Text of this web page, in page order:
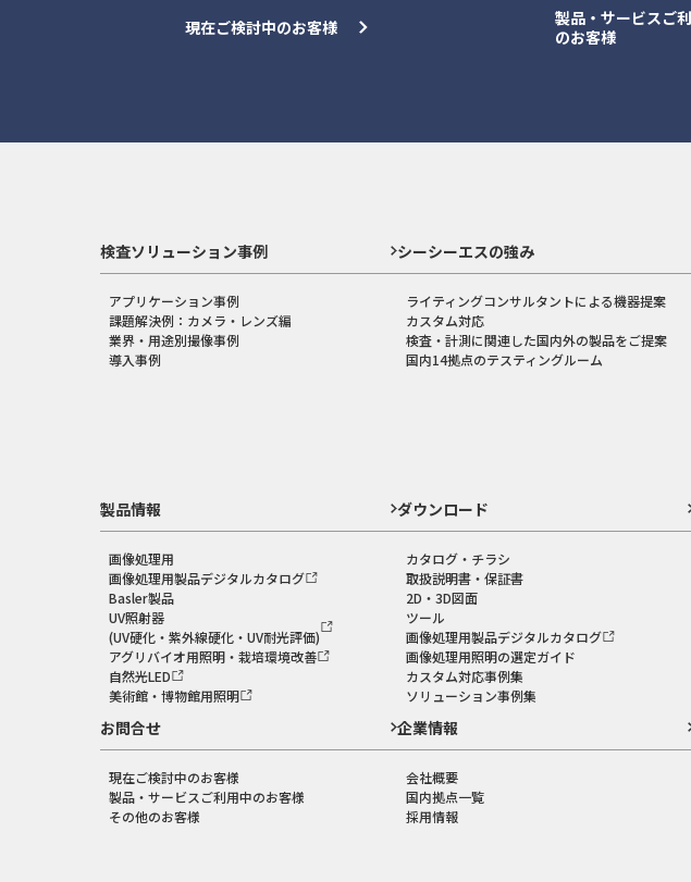
現在ご検討中のお客様
製品・サービスご
のお客様
検査ソリューション事例
アプリケーション事例
課題解決例：カメラ・レンズ編
業界・用途別撮像事例
導入事例
シーシーエスの強み
ライティングコンサルタントによる機器提案
カスタム対応
検査・計測に関連した国内外の製品をご提案
国内14拠点のテスティングルーム
製品情報
画像処理用
画像処理用製品デジタルカタログ
Basler製品
UV照射器
(UV硬化・紫外線硬化・UV耐光評価)
アグリバイオ用照明・栽培環境改善
自然光LED
美術館・博物館用照明
ダウンロード
カタログ・チラシ
取扱説明書・保証書
2D・3D図面
ツール
画像処理用製品デジタルカタログ
画像処理用照明の選定ガイド
カスタム対応事例集
ソリューション事例集
お問合せ
現在ご検討中のお客様
製品・サービスご利用中のお客様
その他のお客様
企業情報
会社概要
国内拠点一覧
採用情報